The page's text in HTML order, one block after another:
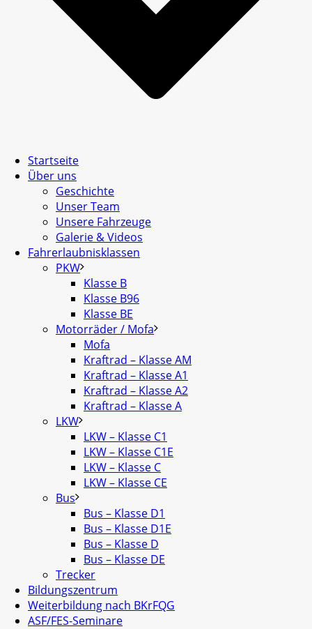
Startseite
Über uns
Geschichte
Unser Team
Unsere Fahrzeuge
Galerie & Videos
Fahrerlaubnisklassen
PKW
Klasse B
Klasse B96
Klasse BE
Motorräder / Mofa
Mofa
Kraftrad – Klasse AM
Kraftrad – Klasse A1
Kraftrad – Klasse A2
Kraftrad – Klasse A
LKW
LKW – Klasse C1
LKW – Klasse C1E
LKW – Klasse C
LKW – Klasse CE
Bus
Bus – Klasse D1
Bus – Klasse D1E
Bus – Klasse D
Bus – Klasse DE
Trecker
Bildungszentrum
Weiterbildung nach BKrFQG
ASF/FES-Seminare